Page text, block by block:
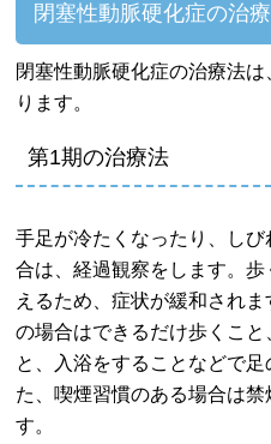
閉塞性動脈硬化症の治
閉塞性動脈硬化症の治療法
ります。
第1期の治療法
手足が冷たくなったり、し
合は、経過観察をします。
えるため、症状が緩和され
の場合はできるだけ歩くこ
と、入浴をすることなどで
た、喫煙習慣のある場合は
す。